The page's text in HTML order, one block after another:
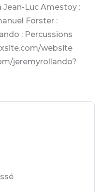
Luc Amestoy :
Forster :
: Percussions
website
jeremyrollando?